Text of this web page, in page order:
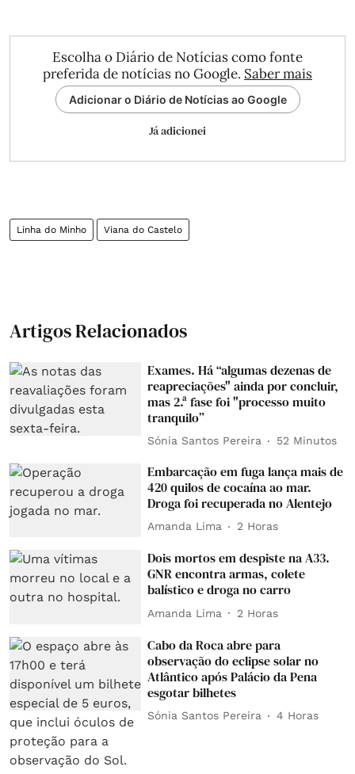
Escolha o Diário de Notícias como fonte
preferida de notícias no Google. Saber mais
Adicionar o Diário de Notícias ao Google
Já adicionei
Linha do Minho Viana do Castelo
Artigos Relacionados
Exames. Há “algumas dezenas de
reapreciações" ainda por concluir,
mas 2.ª fase foi "processo muito
tranquilo”
Sónia Santos Pereira 52 Minutos
Embarcação em fuga lança mais de
420 quilos de cocaína ao mar.
Droga foi recuperada no Alentejo
Amanda Lima 2 Horas
Dois mortos em despiste na A33.
GNR encontra armas, colete
balístico e droga no carro
Amanda Lima 2 Horas
Cabo da Roca abre para
observação do eclipse solar no
Atlântico após Palácio da Pena
esgotar bilhetes
Sónia Santos Pereira 4 Horas